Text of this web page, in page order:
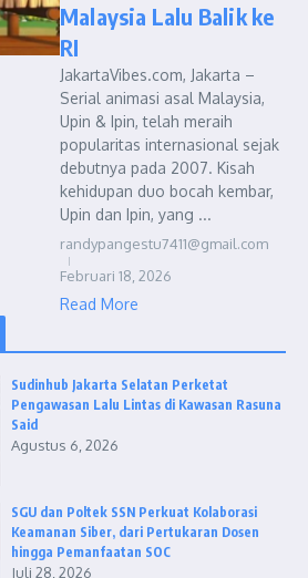
Malaysia Lalu Balik ke
RI
JakartaVibes.com, Jakarta –
Serial animasi asal Malaysia,
Upin & Ipin, telah meraih
popularitas internasional sejak
debutnya pada 2007. Kisah
kehidupan duo bocah kembar,
Upin dan Ipin, yang ...
randypangestu7411@gmail.com
Februari 18, 2026
Read More
Sudinhub Jakarta Selatan Perketat
Pengawasan Lalu Lintas di Kawasan Rasuna
Said
Agustus 6, 2026
SGU dan Poltek SSN Perkuat Kolaborasi
Keamanan Siber, dari Pertukaran Dosen
hingga Pemanfaatan SOC
Juli 28, 2026